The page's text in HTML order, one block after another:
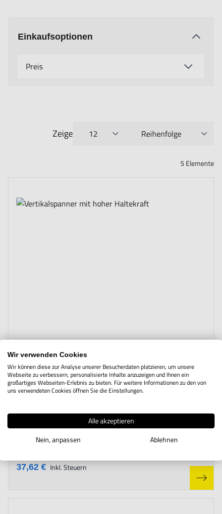
Einkaufsoptionen
Preis
5 Elemente
Zeige
pro Seite Sortieren nach
The price depends on the options chosen on the product page
37,62 € Inkl. Steuern
Wir verwenden Cookies
Wir können diese zur Analyse unserer Besucherdaten platzieren, um unsere
Webseite zu verbessern, personalisierte Inhalte anzuzeigen und Ihnen ein
großartiges Webseiten-Erlebnis zu bieten. Für weitere Informationen zu den von
uns verwendeten Cookies öffnen Sie die Einstellungen.
Alle akzeptieren
Nein, anpassen
Ablehnen